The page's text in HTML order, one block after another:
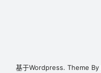
基于Wordpress. Theme By